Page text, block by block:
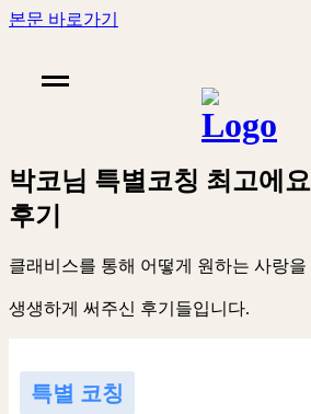
본문 바로가기
박코님 특별 코칭 최 고에 요
후기
클래 비 스를 통해 어 떻게 원하는 사랑을
생생하게 써 주신 후기 들입니 다.
특별 코칭